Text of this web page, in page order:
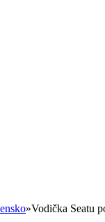
»Vodička Seatu